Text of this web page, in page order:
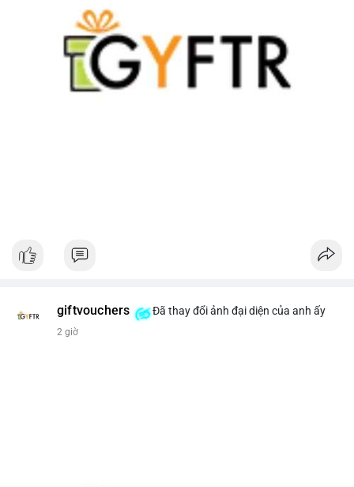
giftvouchers Đã thay đổi ảnh đại diện của anh ấy
2 giờ